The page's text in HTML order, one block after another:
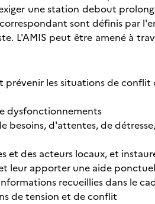
une station debout
sont définis par
L'AMIS peut être amené à
prévenir les situations de
dysfonctionnements
besoins, d'attentes, de
et des acteurs locaux, et
leur apporter une aide
recueillies dans le
de tension et de conflit